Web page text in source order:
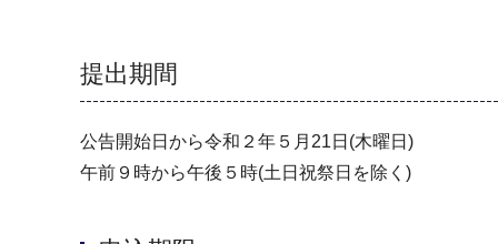
提出期間
公告開始日から令和２年５月21日(木曜日)
午前９時から午後５時(土日祝祭日を除く)